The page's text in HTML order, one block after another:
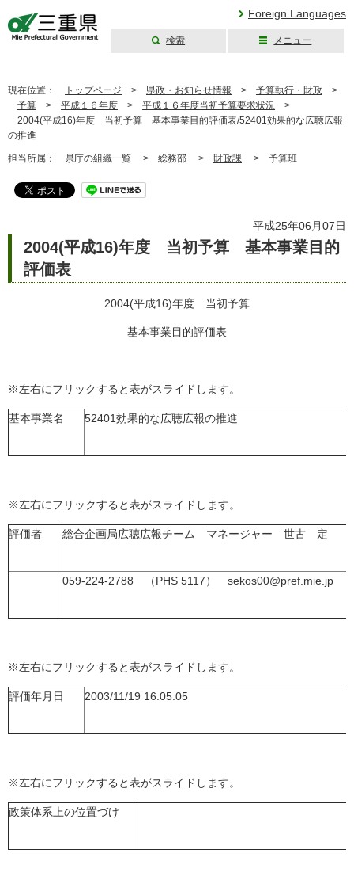
Foreign Languages
検索 メニュー
現在位置： トップページ > 県政・お知らせ情報 > 予算執行・財政 >
予算 > 平成１６年度 > 平成１６年度当初予算要求状況 >
2004(平成16)年度 当初予算 基本事業目的評価表/52401効果的な広聴広報
の推進
担当所属： 県庁の組織一覧 > 総務部 > 財政課 > 予算班
平成25年06月07日
2004(平成16)年度 当初予算 基本事業目的
評価表
2004(平成16)年度 当初予算
基本事業目的評価表
※左右にフリックすると表がスライドします。
基本事業名 52401効果的な広聴広報の推進
※左右にフリックすると表がスライドします。
評価者 総合企画局広聴広報チーム マネージャー 世古 定
059-224-2788 （PHS 5117） sekos00@pref.mie.jp
※左右にフリックすると表がスライドします。
評価年月日 2003/11/19 16:05:05
※左右にフリックすると表がスライドします。
政策体系上の位置づけ